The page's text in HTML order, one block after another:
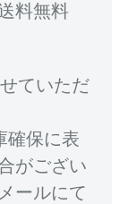
料無料
ていただ
確保に表
がござい
ールにて